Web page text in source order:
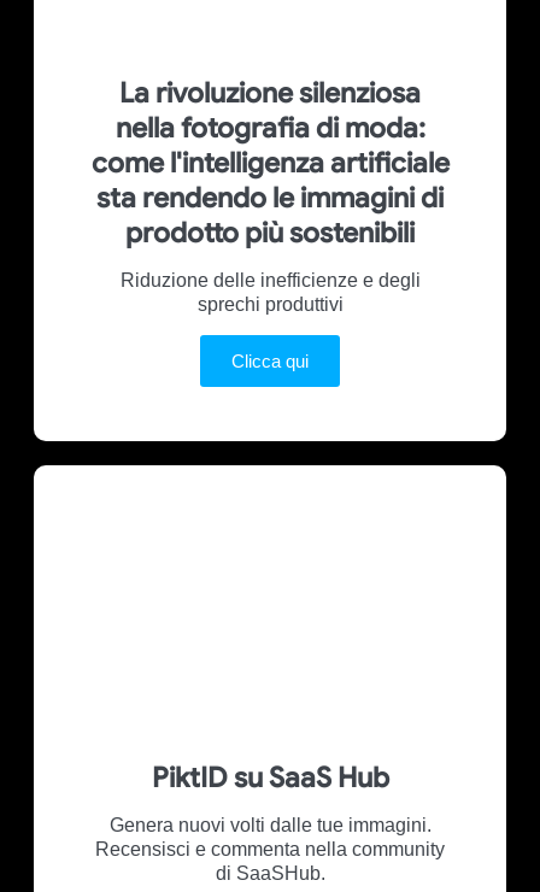
La rivoluzione silenziosa
nella fotografia di moda:
come l'intelligenza artificiale
sta rendendo le immagini di
prodotto più sostenibili
Riduzione delle inefficienze e degli
sprechi produttivi
Clicca qui
PiktID su SaaS Hub
Genera nuovi volti dalle tue immagini.
Recensisci e commenta nella community
di SaaSHub.